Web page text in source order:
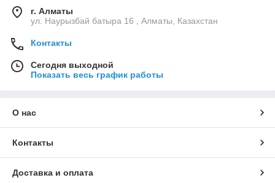
г. Алматы
ул. Наурызбай батыра 16 , Алматы, Казахстан
Контакты
Сегодня выходной
Показать весь график работы
О нас
Контакты
Доставка и оплата